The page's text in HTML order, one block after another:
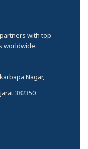
with top
worldwide.
Nagar,
382350